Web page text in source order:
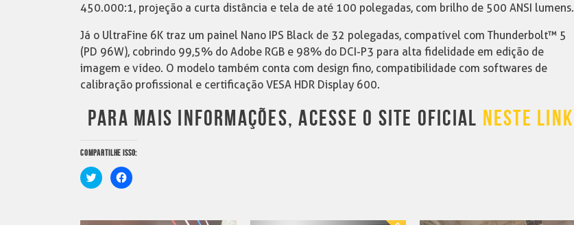
450.000:1, projeção a curta distância e tela de até 100 polegadas, com brilho de 500 ANSI lumens.
Já o UltraFine 6K traz um painel Nano IPS Black de 32 polegadas, compatível com Thunderbolt™ 5
(PD 96W), cobrindo 99,5% do Adobe RGB e 98% do DCI-P3 para alta fidelidade em edição de
imagem e vídeo. O modelo também conta com design fino, compatibilidade com softwares de
calibração profissional e certificação VESA HDR Display 600.
PARA MAIS INFORMAÇÕES, ACESSE O SITE OFICIAL NESTE LINK
COMPARTILHE ISSO:
Clique
para
em
Clique
para
em